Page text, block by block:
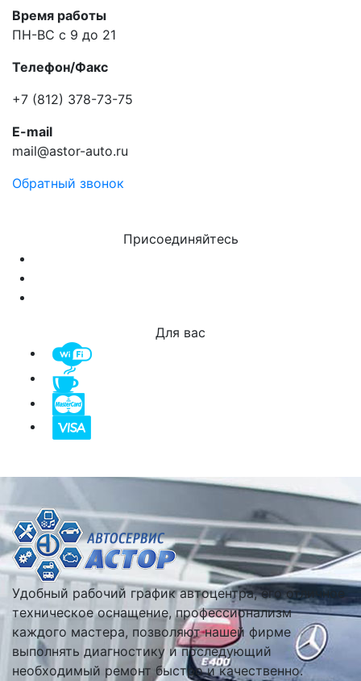
Время работы
ПН-ВС с 9 до 21
Телефон/Факс
+7 (812) 378-73-75
E-mail
mail@astor-auto.ru
Обратный звонок
Присоединяйтесь
Для вас
Удобный рабочий график автоцентра, его отличное
техническое оснащение, профессионализм
каждого мастера, позволяют нашей фирме
выполнять диагностику и последующий
необходимый ремонт быстро и качественно.